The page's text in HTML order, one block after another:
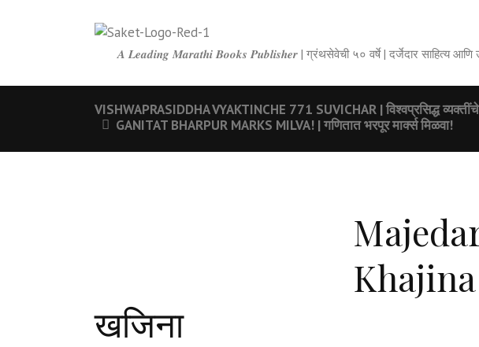
𝑨 𝑳𝒆𝒂𝒅𝒊𝒏𝒈 𝑴𝒂𝒓𝒂𝒕𝒉𝒊 𝑩𝒐𝒐𝒌𝒔 𝑷𝒖𝒃𝒍𝒊𝒔𝒉𝒆𝒓 | ग्रंथसेवेची ५० वर्षे | दर्जेदार साहित्य आणि
VISHWAPRASIDDHA VYAKTINCHE 771 SUVICHAR | विश्वप्रसिद्ध
GANITAT BHARPUR MARKS MILVA! | गणितात भरपूर मार्क्स मिळवा!
Khajina
खजिना